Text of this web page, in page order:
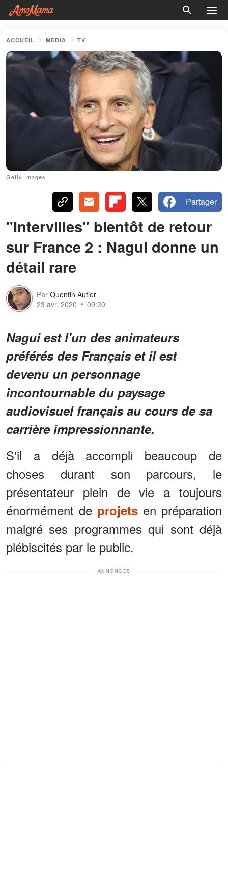
ACCUEIL MEDIA TV
Getty Images
Partager
"Intervilles" bientôt de retour
sur France 2 : Nagui donne un
détail rare
Par Quentin Autier
23 avr. 2020
09:20
Nagui est l'un des animateurs
préférés des Français et il est
devenu un personnage
incontournable du paysage
audiovisuel français au cours de sa
carrière impressionnante.
S'il a déjà accompli beaucoup de
choses durant son parcours, le
présentateur plein de vie a toujours
énormément de projets en préparation
malgré ses programmes qui sont déjà
plébiscités par le public.
ANNONCES